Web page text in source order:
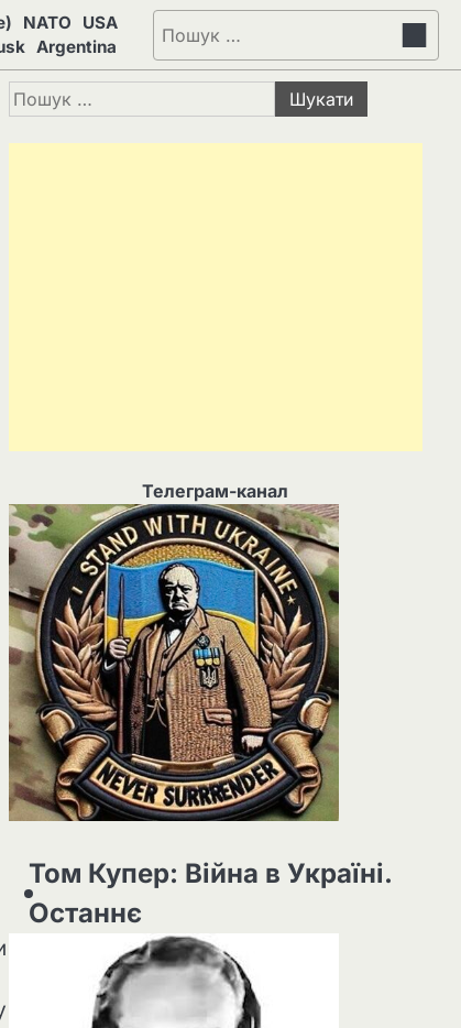
NATO
USA
Argentina
Пошук:
Пошук:
Телеграм-канал
Том Купер: Війна в Україні.
Останнє